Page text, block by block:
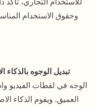
وحقوق الاستخدام
تبديل الوجوه بالذكاء
الوجه في لقطات الفيديو
العميق. ويقوم الذكاء